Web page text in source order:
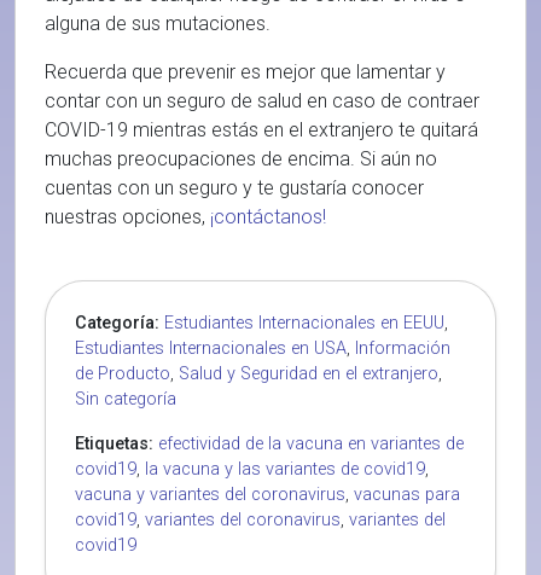
alguna de sus mutaciones.
Recuerda que prevenir es mejor que lamentar y
contar con un seguro de salud en caso de contraer
COVID-19 mientras estás en el extranjero te quitará
muchas preocupaciones de encima. Si aún no
cuentas con un seguro y te gustaría conocer
nuestras opciones, ¡contáctanos!
Categoría: Estudiantes Internacionales en EEUU,
Estudiantes Internacionales en USA, Información
de Producto, Salud y Seguridad en el extranjero,
Sin categoría
Etiquetas: efectividad de la vacuna en variantes de
covid19, la vacuna y las variantes de covid19,
vacuna y variantes del coronavirus, vacunas para
covid19, variantes del coronavirus, variantes del
covid19